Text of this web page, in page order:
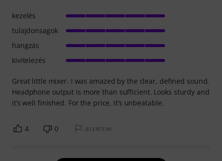
Great little mixer. I was amazed by the clear, defined sound.
Headphone output is more than sufficient. Looks sturdy and
it’s well finished. For the price, it’s unbeatable.
kezelés
tulajdonsagok
hangzás
kivitelezés
4 0 JELENTEM!